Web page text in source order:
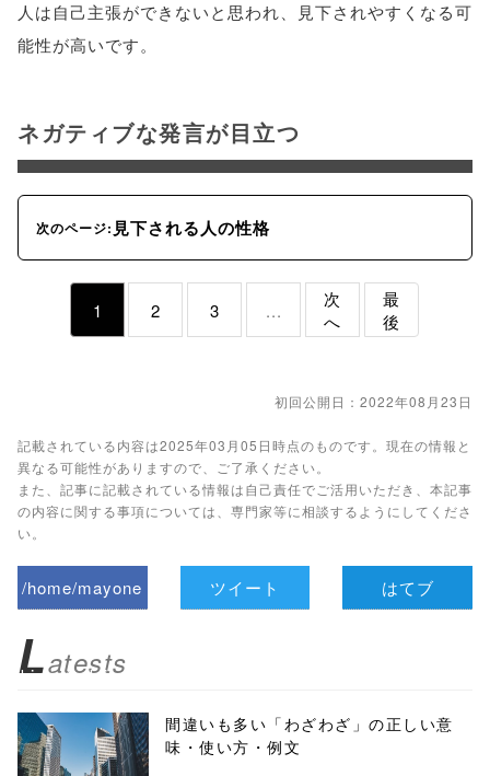
人は自己主張ができないと思われ、見下されやすくなる可
能性が高いです。
ネガティブな発言が目立つ
次のページ: 見下される人の性格
1 2 3 ...
次
へ
最
後
初回公開日：2022年08月23日
記載されている内容は2025年03月05日時点のものです。現在の情報と
異なる可能性がありますので、ご了承ください。
また、記事に記載されている情報は自己責任でご活用いただき、本記事
の内容に関する事項については、専門家等に相談するようにしてくださ
い。
/home/mayone
biz.jp/public_ht
ml/wp-
content/themes
ツイート はてブ
Latests
間違いも多い「わざわざ」の正しい意
味・使い方・例文